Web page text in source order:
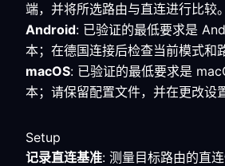
端，并将所选路由与直连进行比较。
Android: 已验证的最低要求是
本；在德国连接后检查当前模式和
macOS: 已验证的最低要求是
本；请保留配置文件，并在更改设
Setup
记录直连基准: 测量目标路由的直